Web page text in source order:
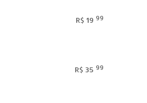
R$ 19 99
R$ 35 99